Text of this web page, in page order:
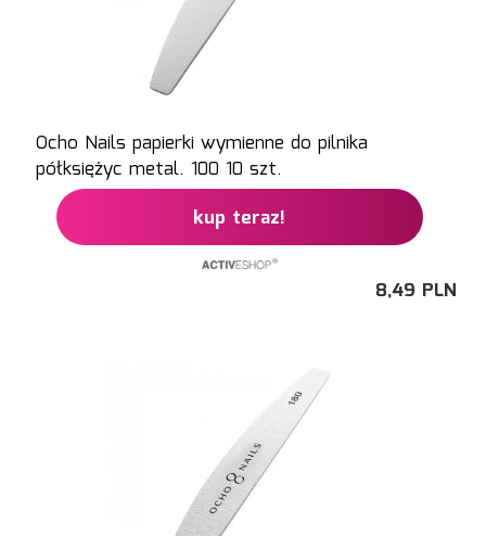
Ocho Nails papierki wymienne do pilnika
półksiężyc metal. 100 10 szt.
kup teraz!
8,49 PLN